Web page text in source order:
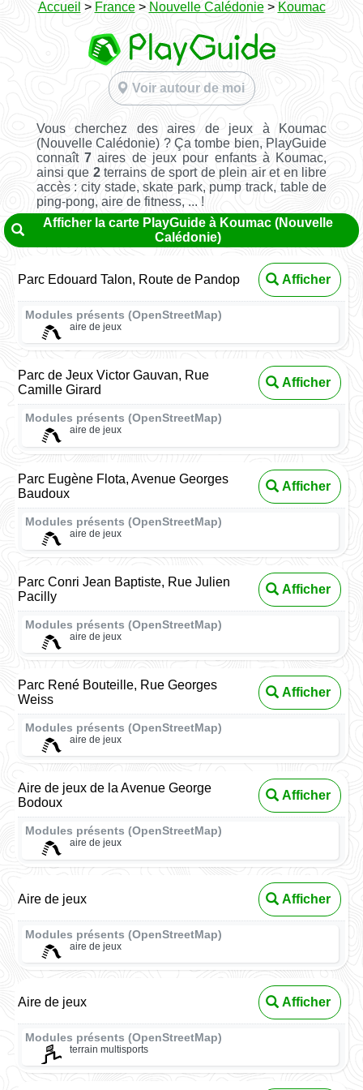
Accueil > France> Nouvelle Calédonie> Koumac
Voir autour de moi
Vous cherchez des aires de jeux à Koumac
(Nouvelle Calédonie) ? Ça tombe bien, PlayGuide
connaît7 aires de jeux pour enfants à Koumac,
ainsi que 2terrains de sport de plein air et en libre
accès : city stade, skate park, pump track, table de
ping-pong, aire de fitness, ... !
Afficher la carte PlayGuide à Koumac (Nouvelle
Calédonie)
Parc Edouard Talon, Route de Pandop Afficher
Modules présents (OpenStreetMap)
aire de jeux
Parc de Jeux Victor Gauvan, Rue
Camille Girard
Afficher
Modules présents (OpenStreetMap)
aire de jeux
Parc Eugène Flota, Avenue Georges
Baudoux
Afficher
Modules présents (OpenStreetMap)
aire de jeux
Parc Conri Jean Baptiste, Rue Julien
Pacilly
Afficher
Modules présents (OpenStreetMap)
aire de jeux
Parc René Bouteille, Rue Georges
Weiss
Afficher
Modules présents (OpenStreetMap)
aire de jeux
Aire de jeux de la Avenue George
Bodoux
Afficher
Modules présents (OpenStreetMap)
aire de jeux
Aire de jeux Afficher
Modules présents (OpenStreetMap)
aire de jeux
Aire de jeux Afficher
Modules présents (OpenStreetMap)
terrain multisports